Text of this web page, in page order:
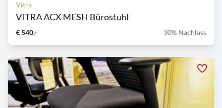
Vitra
VITRA ACX MESH Bürostuhl
€ 540,- 30% Nachlass